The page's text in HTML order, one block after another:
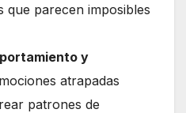
que parecen imposibles
y
atrapadas
patrones de